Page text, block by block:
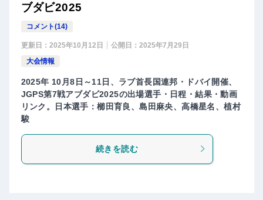
ブダビ2025
コメント(14)
更新日： 2025年10月12日 公開日： 2025年7月29日
大会情報
2025年 10月8日～11日、ラブ首長国連邦・ドバイ開催、
JGPS第7戦アブダビ2025の出場選手・日程・結果・動画
リンク。日本選手：櫛田育良、島田麻央、高橋星名、植村
駿
続きを読む